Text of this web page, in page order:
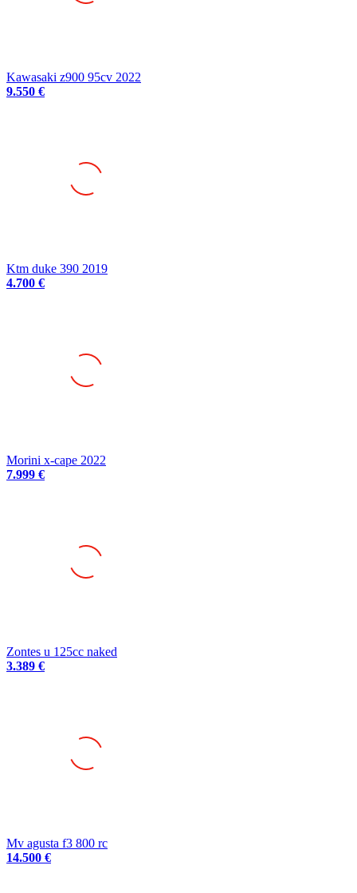
Kawasaki z900 95cv 2022
9.550 €
Ktm duke 390 2019
4.700 €
Morini x-cape 2022
7.999 €
Zontes u 125cc naked
3.389 €
Mv agusta f3 800 rc
14.500 €